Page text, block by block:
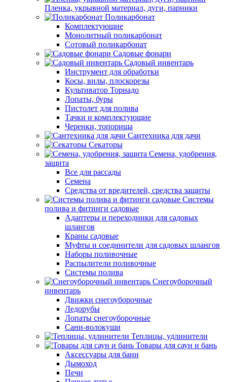
Пленка, укрывной материал, дуги, парники
Поликарбонат
Комплектующие
Монолитный поликарбонат
Сотовый поликарбонат
Садовые фонари
Садовый инвентарь
Инструмент для обработки
Косы, вилы, плоскорезы
Культиватор Торнадо
Лопаты, буры
Пистолет для полива
Тачки и комплектующие
Черенки, топорища
Сантехника для дачи
Секаторы
Семена, удобрения,
защита
Все для рассады
Семена
Средства от вредителей, средства защиты
Системы
полива и фитинги садовые
Адаптеры и переходники для садовых
шлангов
Краны садовые
Муфты и соединители для садовых шлангов
Наборы поливочные
Распылители поливочные
Системы полива
Снегоуборочный
инвентарь
Движки снегоуборочные
Ледорубы
Лопаты снегоуборочные
Сани-волокуши
Теплицы, удлинители
Товары для саун и бань
Аксессуары для бани
Дымоход
Печи